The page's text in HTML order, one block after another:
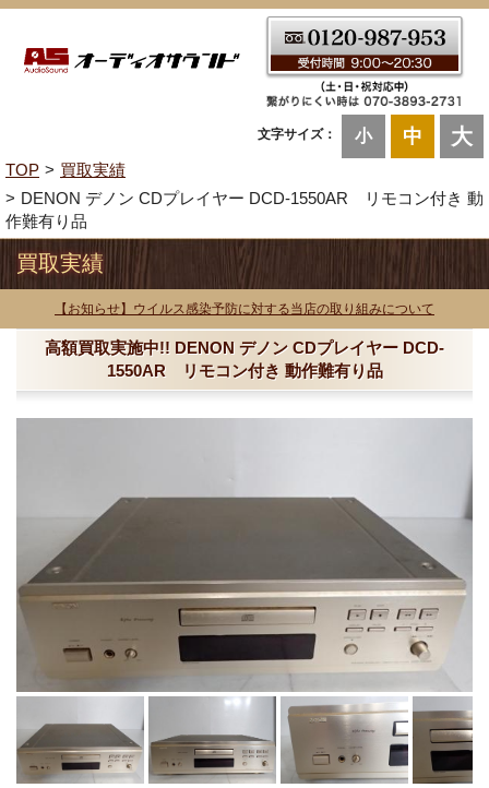
文字サイズ： 小 中 大
TOP
買取実績
DENON デノン CDプレイヤー DCD-1550AR リモコン付き 動
作難有り品
買取実績
【お知らせ】ウイルス感染予防に対する当店の取り組みについて
高額買取実施中!! DENON デノン CDプレイヤー DCD-
1550AR リモコン付き 動作難有り品